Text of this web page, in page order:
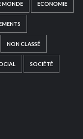
MONDE ECONOMIE
NON CLASSÉ
SOCIÉTÉ